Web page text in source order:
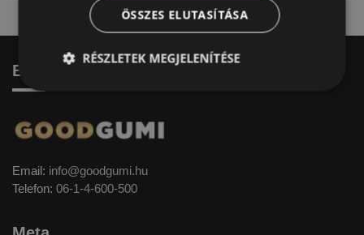
Elérhetőség
Email: info@goodgumi.hu
Telefon: 06-1-4-600-500
ÖSSZES ELUTASÍTÁSA
RÉSZLETEK MEGJELENÍTÉSE